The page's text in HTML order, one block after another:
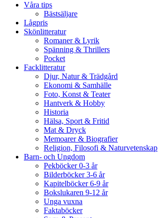
Våra tips
Bästsäljare
Lågpris
Skönlitteratur
Romaner & Lyrik
Spänning & Thrillers
Pocket
Facklitteratur
Djur, Natur & Trädgård
Ekonomi & Samhälle
Foto, Konst & Teater
Hantverk & Hobby
Historia
Hälsa, Sport & Fritid
Mat & Dryck
Memoarer & Biografier
Religion, Filosofi & Naturvetenskap
Barn- och Ungdom
Pekböcker 0-3 år
Bilderböcker 3-6 år
Kapitelböcker 6-9 år
Bokslukaren 9-12 år
Unga vuxna
Faktaböcker